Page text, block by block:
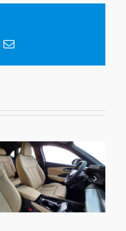
E-
Audi Q3 A3, Alba
Nappa A-N4825
Samt Beige